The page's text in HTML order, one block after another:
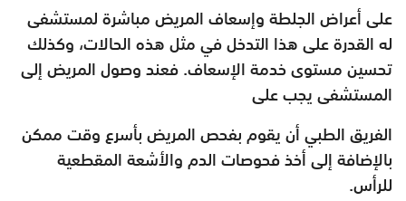
على أعراض الجلطة وإسعاف المريض مباشرة لمستشفى
له القدرة على هذا التدخل في مثل هذه الحالات، وكذلك
تحسين مستوى خدمة الإسعاف. فعند وصول المريض إلى
المستشفى يجب على
الفريق الطبي أن يقوم بفحص المريض بأسرع وقت ممكن
بالإضافة إلى أخذ فحوصات الدم والأشعة المقطعية
للرأس.